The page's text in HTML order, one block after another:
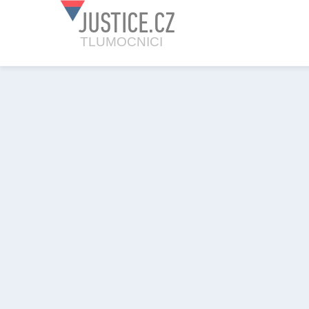
JUSTICE.CZ
TLUMOCNICI